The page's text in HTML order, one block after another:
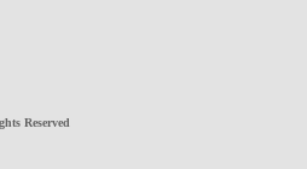
Reserved